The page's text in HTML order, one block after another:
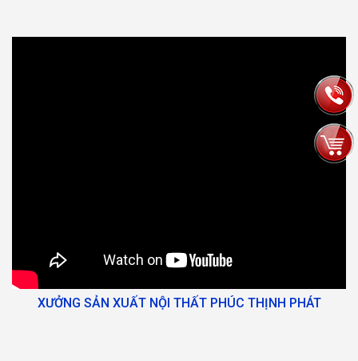
XƯỞNG SẢN XUẤT NỘI THẤT PHÚC THỊNH PHÁT